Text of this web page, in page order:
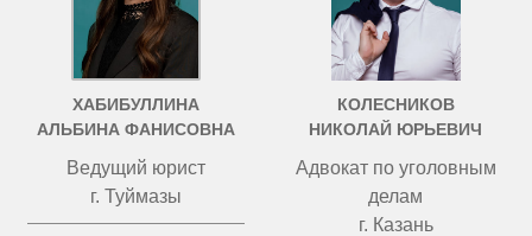
ХАБИБУЛЛИНА
АЛЬБИНА ФАНИСОВНА
Ведущий юрист
г. Туймазы
КОЛЕСНИКОВ
НИКОЛАЙ ЮРЬЕВИЧ
Адвокат по уголовным
делам
г. Казань